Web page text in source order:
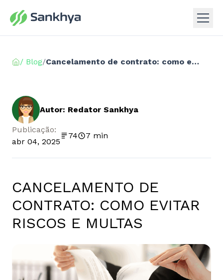
/ Blog/ Cancelamento de contrato: como evitar riscos e multas
Autor: Redator Sankhya
Publicação:
abr 04, 2025
74 7 min
CANCELAMENTO DE
CONTRATO: COMO EVITAR
RISCOS E MULTAS